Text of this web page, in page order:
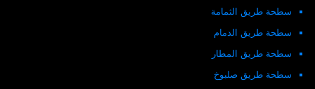
سطحة طريق الثمامة
سطحة طريق الدمام
سطحة طريق المطار
سطحة طريق صلبوخ